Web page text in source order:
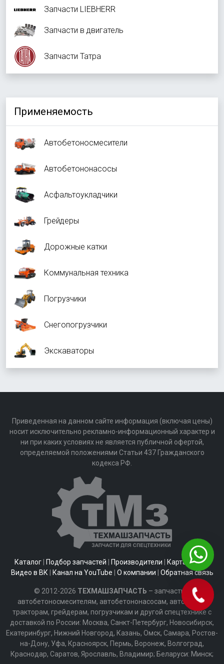
Запчасти LIEBHERR
Запчасти в двигатель
Запчасти Татра
Применяемость
Автобетоносмесители
Автобетононасосы
Асфальтоукладчики
Грейдеры
Дорожные катки
Коммунальная техника
Погрузчики
Снегопогрузчики
Экскаваторы
Приведенная на данном сайте информация (включая цены)
носит исключительно рекламно-информационный характер и
ни при каких условиях не является публичной офертой,
определяемой положениями Статьи 437 Гражданского
кодекса РФ.
Каталог| Подбор запчастей Производители Карта сайта
Видео в ВК
Канал на YouTube О компании Обратная связь
© 2012-2026 ТЕХМАШЗАПЧАСТЬ – запчасти к
автобетоносмесителям, автобетононасосам, автобусам,
тракторам, грейдерам, погрузчикам и другой спецтехнике с
доставкой по России: Москва, Санкт-Петербург, Новосибирск,
Екатеринбург, Нижний Новгород, Казань, Омск, Самара, Ростов-
на-Дону, Уфа, Красноярск, Пермь, Воронеж, Волгоград,
Краснодар, Саратов, Ярославль, Владимир; Беларуси: Минск;